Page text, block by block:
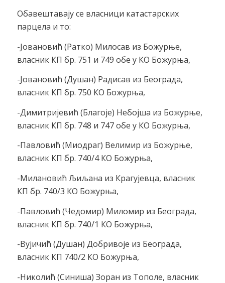
Обавештавају се власници катастарских
парцела и то:
-Јовановић (Ратко) Милосав из Божурње,
власник КП бр. 751 и 749 обе у КО Божурња,
-Јовановић (Душан) Радисав из Београда,
власник КП бр. 750 КО Божурња,
-Димитријевић (Благоје) Небојша из Божурње,
власник КП бр. 748 и 747 обе у КО Божурња,
-Павловић (Миодраг) Велимир из Божурње,
власник КП бр. 740/4 КО Божурња,
-Милановић Љиљана из Крагујевца, власник
КП бр. 740/3 КО Божурња,
-Павловић (Чедомир) Миломир из Београда,
власник КП бр. 740/1 КО Божурња,
-Вујичић (Душан) Добривоје из Београда,
власник КП 740/2 КО Божурња,
-Николић (Синиша) Зоран из Тополе, власник